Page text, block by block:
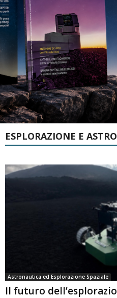
ESPLORAZIONE E
Astronautica ed Esplorazione Spaziale
Il futuro